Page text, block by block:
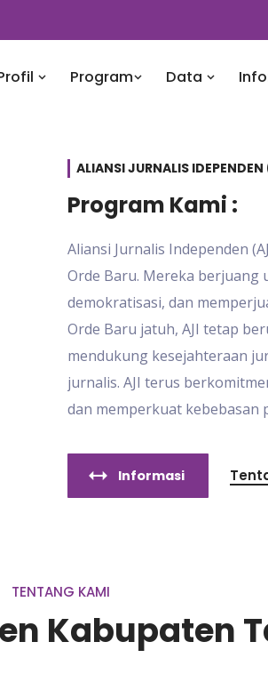
Program Data
ALIANSI JURNALIS
Program Kami :
Aliansi Jurnalis Independen
Orde Baru. Mereka berjuang
demokratisasi, dan
Orde Baru jatuh, AJI tetap
mendukung kesejahteraan
jurnalis. AJI terus
dan memperkuat kebebasan
Informasi
TENTANG KAMI
Kabupaten